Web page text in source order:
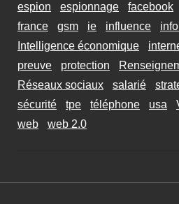
espion
espionnage facebook
france
gsm ie influence
Intelligence économique
preuve
protection
Réseaux sociaux
salarié
sécurité
tpe téléphone usa
web
web 2.0